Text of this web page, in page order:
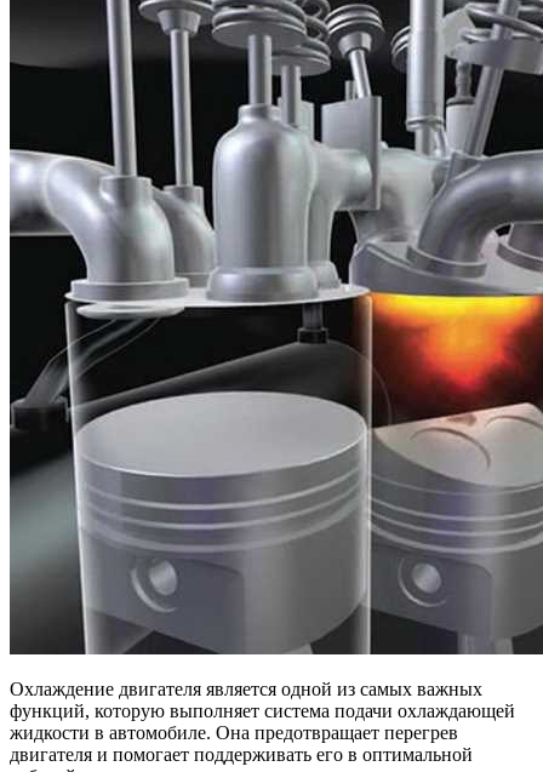
Охлаждение двигателя является одной из самых важных
функций, которую выполняет система подачи охлаждающей
жидкости в автомобиле. Она предотвращает перегрев
двигателя и помогает поддерживать его в оптимальной